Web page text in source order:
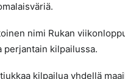
nimi Rukan
perjantain kilpailussa.
kilpailua yhdellä